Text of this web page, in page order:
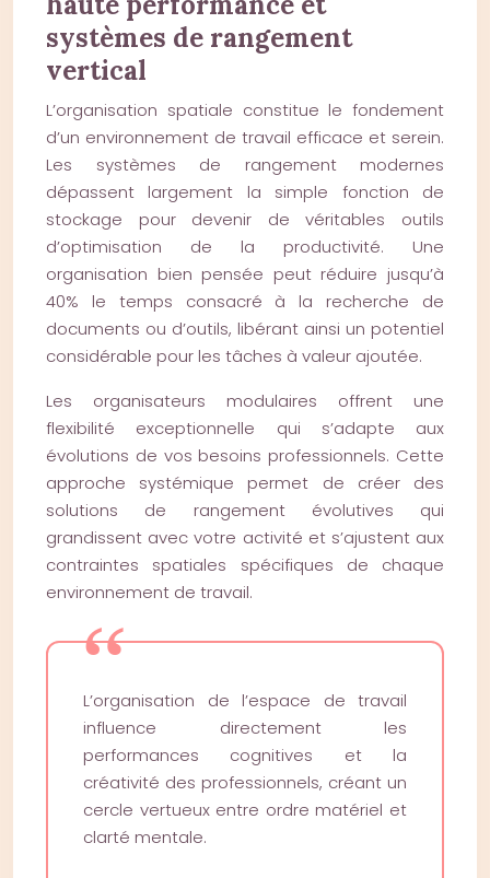
systèmes de rangement
vertical
L’organisation spatiale constitue le fondement
d’un environnement de travail efficace et serein.
Les systèmes de rangement modernes
dépassent largement la simple fonction de
stockage pour devenir de véritables outils
d’optimisation de la productivité. Une
organisation bien pensée peut réduire jusqu’à
40% le temps consacré à la recherche de
documents ou d’outils, libérant ainsi un potentiel
considérable pour les tâches à valeur ajoutée.
Les organisateurs modulaires offrent une
flexibilité exceptionnelle qui s’adapte aux
évolutions de vos besoins professionnels. Cette
approche systémique permet de créer des
solutions de rangement évolutives qui
grandissent avec votre activité et s’ajustent aux
contraintes spatiales spécifiques de chaque
environnement de travail.
L’organisation de l’espace de travail
influence directement les
performances cognitives et la
créativité des professionnels, créant un
cercle vertueux entre ordre matériel et
clarté mentale.